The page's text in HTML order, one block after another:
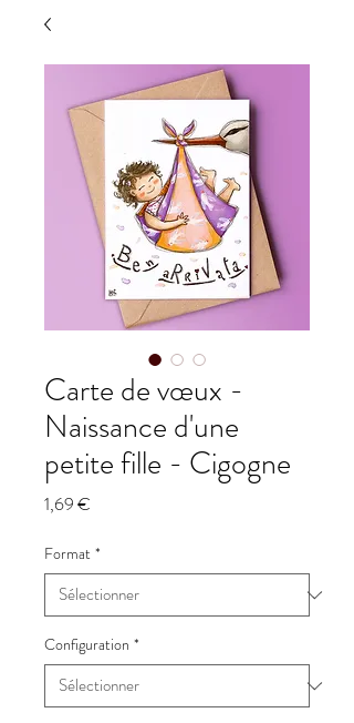
Carte de vœux -
Naissance d'une
petite fille - Cigogne
1,69 €
Format *
Configuration *